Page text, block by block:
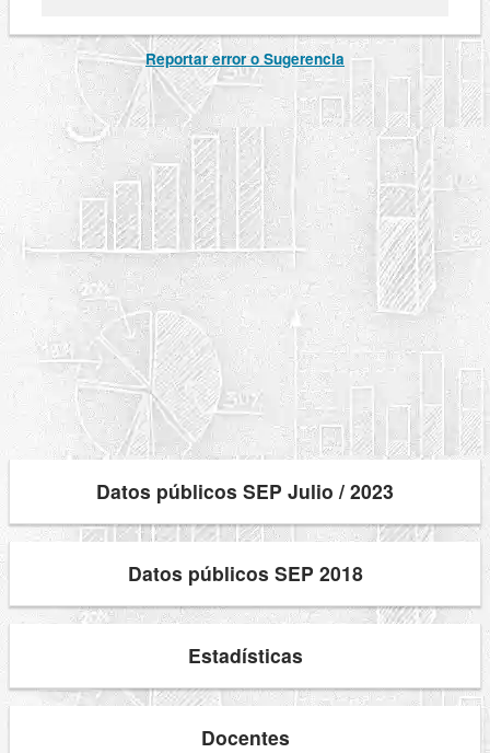
Reportar error o Sugerencia
Datos públicos SEP Julio / 2023
Datos públicos SEP 2018
Estadísticas
Docentes